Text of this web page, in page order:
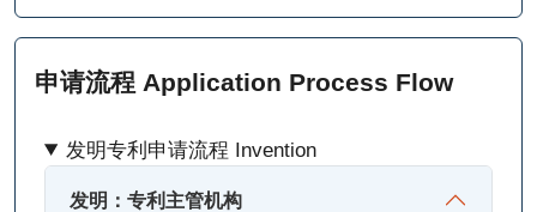
申请流程 Application Process Flow
发明专利申请流程 Invention
发明：专利主管机构